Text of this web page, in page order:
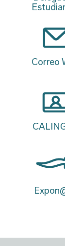
Correo